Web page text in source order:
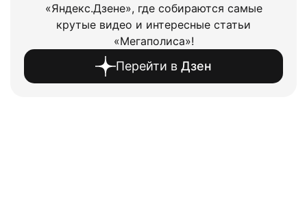
«Яндекс.Дзене», где собираются самые
крутые видео и интересные статьи
«Мегаполиса»!
Перейти в Дзен